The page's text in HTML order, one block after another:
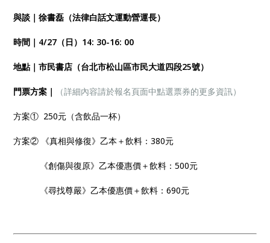
與談｜徐書磊（法律白話文運動營運長）
時間｜4/27（日）14: 30-16: 00
地點｜市民書店（台北市松山區市民大道四段25號）
門票方案｜ （詳細內容請於報名頁面中點選票券的更多資訊）
方案① 250元（含飲品一杯）
方案② 《真相與修復》乙本＋飲料：380元
《創傷與復原》乙本優惠價＋飲料：500元
《尋找尊嚴》乙本優惠價＋飲料：690元